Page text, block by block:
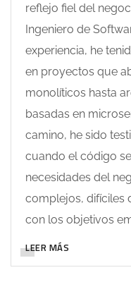
reflejo fiel del
Ingeniero de
experiencia, he
en proyectos que
monolíticos hasta
basadas en
camino, he sido
cuando el código
necesidades del
complejos, difíciles
con los objetivos
LEER MÁS